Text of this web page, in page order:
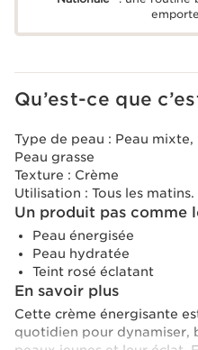
Qu’est-ce que
Type de peau : Peau mixte,
Peau grasse
Texture : Crème
Utilisation : Tous les matins.
Un produit pas comme
Peau énergisée
Peau hydratée
Teint rosé éclatant
En savoir plus
Cette crème énergisante
quotidien pour dynamiser,